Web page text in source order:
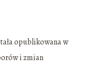
opublikowana w
i zmian